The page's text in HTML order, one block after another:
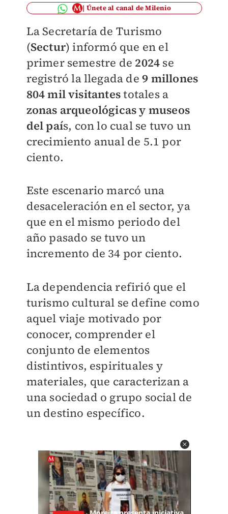
Únete al canal de Milenio
La Secretaría de Turismo
(Sectur) informó que en el
primer semestre de 2024 se
registró la llegada de9 millones
804 mil visitantestotales a
zonas arqueológicas y museos
del país, con lo cual se tuvo un
crecimiento anual de 5.1 por
ciento.
Este escenario marcó una
desaceleración en el sector, ya
que en el mismo periodo del
año pasado se tuvo un
incremento de 34 por ciento.
La dependencia refirió que el
turismo cultural se define como
aquel viaje motivado por
conocer, comprender el
conjunto de elementos
distintivos, espirituales y
materiales, que caracterizan a
una sociedad o grupo social de
un destino específico.